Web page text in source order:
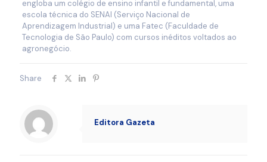
engloba um colégio de ensino infantil e fundamental, uma
escola técnica do SENAI (Serviço Nacional de
Aprendizagem Industrial) e uma Fatec (Faculdade de
Tecnologia de São Paulo) com cursos inéditos voltados ao
agronegócio.
Share
Editora Gazeta